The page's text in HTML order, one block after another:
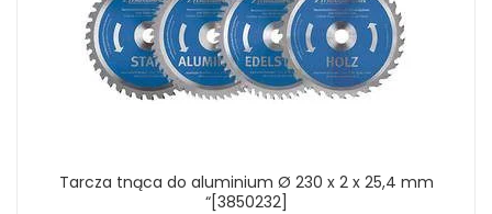
Tarcza tnąca do aluminium Ø 230 x 2 x 25,4 mm
“[3850232]